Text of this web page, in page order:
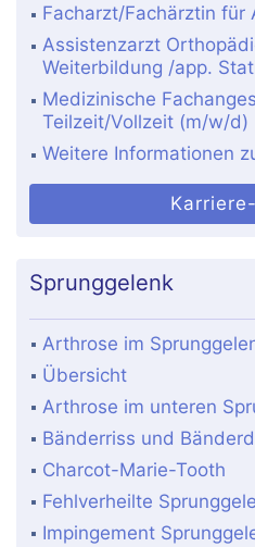
Facharzt/Fachärztin für
Assistenzarzt
Weiterbildung /app.
Medizinische
Teilzeit/Vollzeit (m/w/d)
Weitere Informationen
Sprunggelenk
Arthrose im
Übersicht
Arthrose im unteren
Bänderriss und
Charcot-Marie-Tooth
Fehlverheilte
Impingement